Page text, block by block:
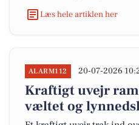
Læs hele artiklen her
ALARM112 20-07-2026
Kraftigt uvejr
væltet og